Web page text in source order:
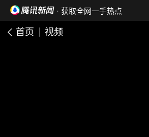
· 获取全网一手热点
首页 视频